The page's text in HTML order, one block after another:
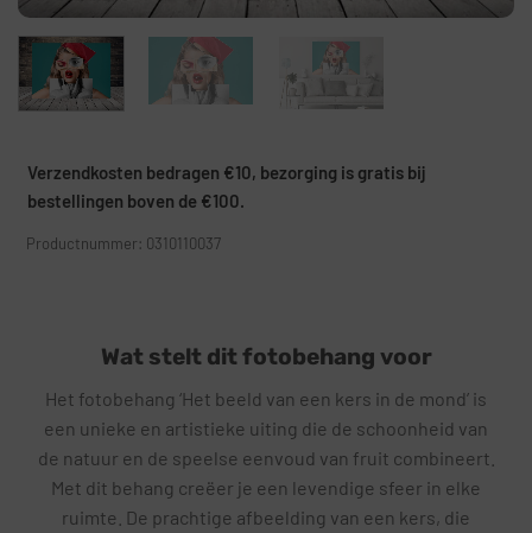
Verzendkosten bedragen €10, bezorging is gratis bij
bestellingen boven de €100.
Productnummer: 0310110037
Wat stelt dit fotobehang voor
Het fotobehang ‘Het beeld van een kers in de mond’ is
een unieke en artistieke uiting die de schoonheid van
de natuur en de speelse eenvoud van fruit combineert.
Met dit behang creëer je een levendige sfeer in elke
ruimte. De prachtige afbeelding van een kers, die